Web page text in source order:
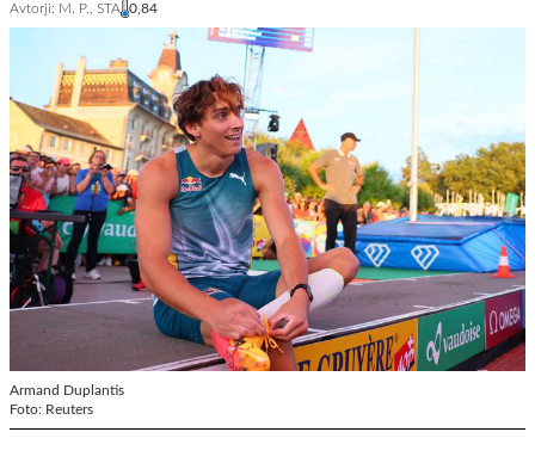
Avtorji: M. P., STA 0,84
Armand Duplantis
Foto: Reuters